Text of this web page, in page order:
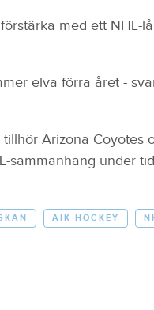
med ett NHL-
elva förra året -
Arizona Coyotes
sammanhang under
AIK HOCKEY